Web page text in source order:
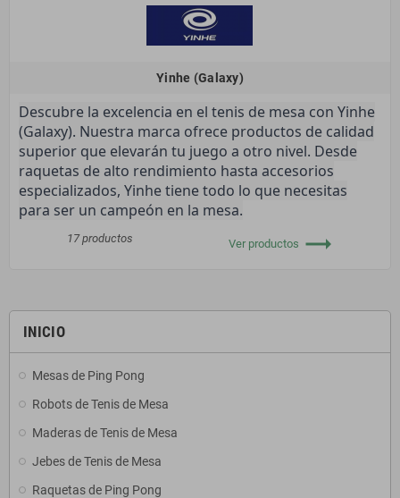
INICIO
Mesas de Ping Pong
Robots de Tenis de Mesa
Maderas de Tenis de Mesa
Jebes de Tenis de Mesa
Raquetas de Ping Pong
Yinhe (Galaxy)
Descubre la excelencia en el tenis de mesa con Yinhe
(Galaxy). Nuestra marca ofrece productos de calidad
superior que elevarán tu juego a otro nivel. Desde
raquetas de alto rendimiento hasta accesorios
especializados, Yinhe tiene todo lo que necesitas
para ser un campeón en la mesa.
17 productos Ver productos trending_flat